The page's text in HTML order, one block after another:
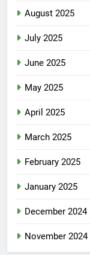
August 2025
July 2025
June 2025
May 2025
April 2025
March 2025
February 2025
January 2025
December 2024
November 2024